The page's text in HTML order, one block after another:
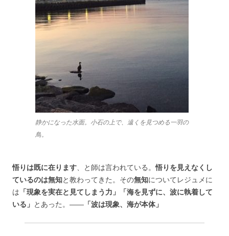
静かになった水面。小石の上で、遠くを見つめる一羽の
鳥。
悟りは既に在ります、と師は言われている。悟りを見えなくし
ているのは無知と教わってきた。その無知についてレジュメに
は 「現象を実在と見てしまう力」「海を見ずに、波に執着して
いる」 とあった。―― 「波は現象、海が本体」